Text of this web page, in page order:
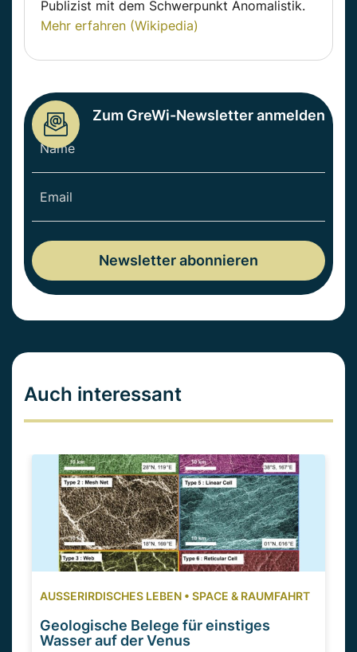
Publizist mit dem Schwerpunkt Anomalistik.
Mehr erfahren (Wikipedia)
Zum GreWi-Newsletter anmelden
Auch interessant
AUSSERIRDISCHES LEBEN • SPACE & RAUMFAHRT
Geologische Belege für einstiges
Wasser auf der Venus